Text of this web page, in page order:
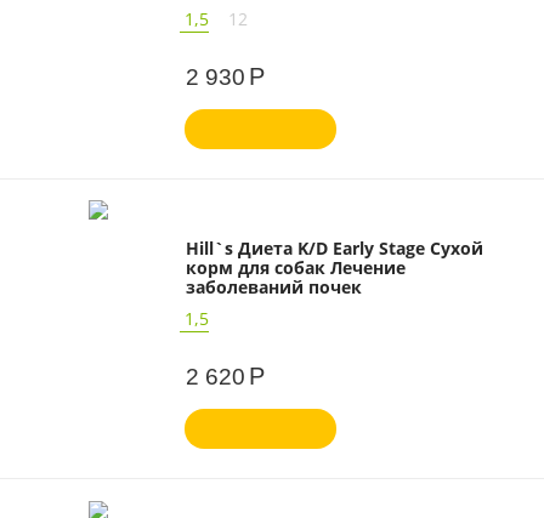
1,5
12
2 930 Р
Hill`s Диета K/D Early Stage Сухой
корм для собак Лечение
заболеваний почек
1,5
2 620 Р